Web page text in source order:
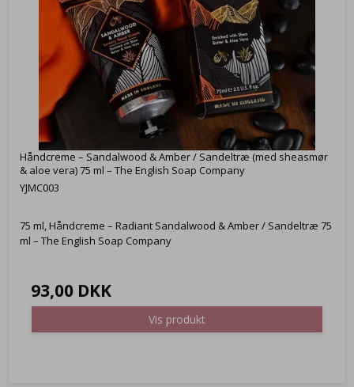
Håndcreme – Sandalwood & Amber / Sandeltræ (med sheasmør
& aloe vera) 75 ml – The English Soap Company
YJMC003
75 ml, Håndcreme – Radiant Sandalwood & Amber / Sandeltræ 75
ml – The English Soap Company
93,00 DKK
Vis produkt